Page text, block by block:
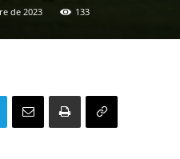
de 2023 133